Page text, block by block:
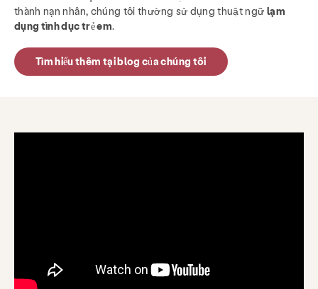
thành nạn nhân, chúng tôi thường sử dụng thuật ngữ lạm
dụng tình dục trẻ em.
Tìm hiểu thêm tại blog của chúng tôi